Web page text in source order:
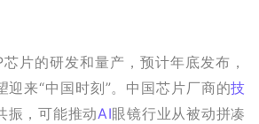
片的研发和量产，预计年底发布，
迎来“中国时刻”。中国芯片厂商的技
振，可能推动AI眼镜行业从被动拼凑